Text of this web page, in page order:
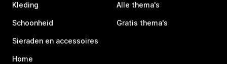
Kleding
Schoonheid
Sieraden en accessoires
Home
Alle thema's
Gratis thema's